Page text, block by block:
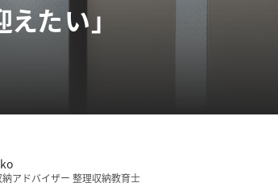
たい」
アドバイザー 整理収納教育士